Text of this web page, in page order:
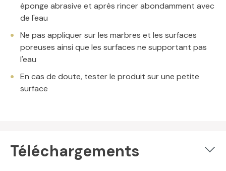
éponge abrasive et après rincer abondamment avec
de l'eau
Ne pas appliquer sur les marbres et les surfaces
poreuses ainsi que les surfaces ne supportant pas
l'eau
En cas de doute, tester le produit sur une petite
surface
Téléchargements